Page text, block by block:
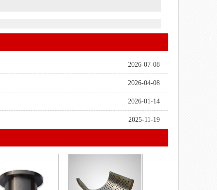
2026-07-08
2026-04-08
2026-01-14
2025-11-19